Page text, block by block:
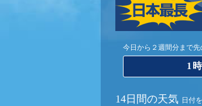
今日から２週間分まで先
1
14日間の天気 日付